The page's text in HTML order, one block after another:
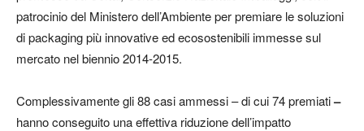
patrocinio del Ministero dell’Ambiente per premiare le soluzioni
di packaging più innovative ed ecosostenibili immesse sul
mercato nel biennio 2014-2015.
Complessivamente gli 88 casi ammessi – di cui 74 premiati–
hanno conseguito una effettiva riduzione dell’impatto